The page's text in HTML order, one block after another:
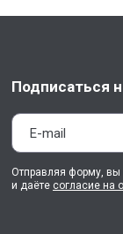
Подписаться
Отправляя форму, вы
и даёте согласие на